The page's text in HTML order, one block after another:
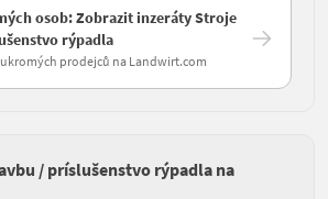
osob: Zobrazit inzeráty Stroje
rýpadla
prodejců na Landwirt.com
/ príslušenstvo rýpadla na